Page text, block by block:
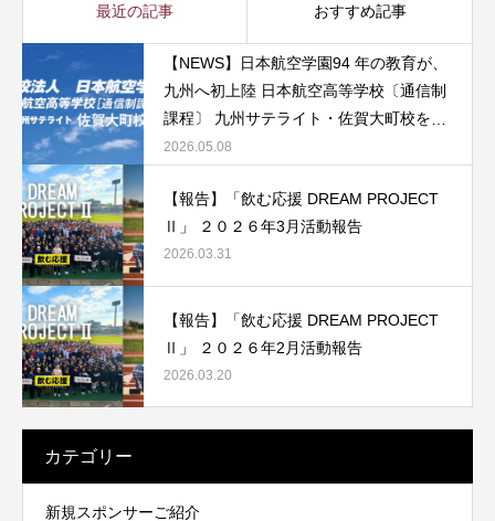
最近の記事 おすすめ記事
【NEWS】日本航空学園94 年の教育が、
九州へ初上陸 日本航空高等学校〔通信制
課程〕 九州サテライト・佐賀大町校を開
校
2026.05.08
【報告】「飲む応援 DREAM PROJECT
Ⅱ」 ２０２６年3月活動報告
2026.03.31
【報告】「飲む応援 DREAM PROJECT
Ⅱ」 ２０２６年2月活動報告
2026.03.20
カテゴリー
新規スポンサーご紹介